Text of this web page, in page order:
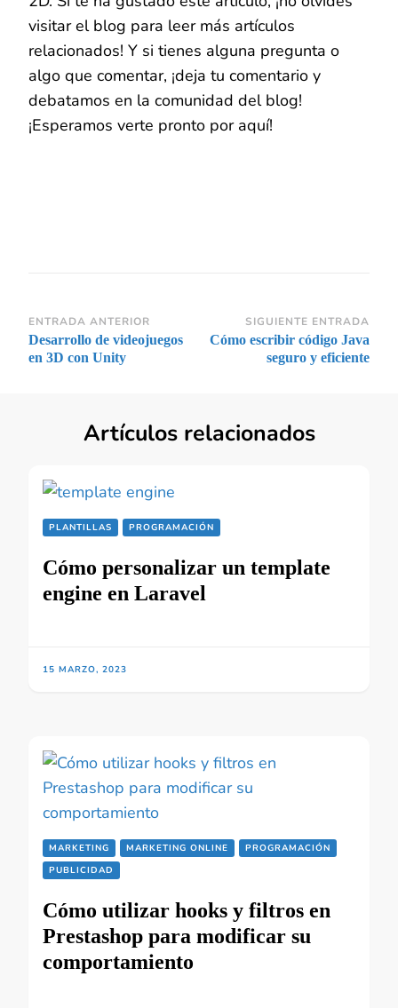
visitar el blog para leer más artículos
relacionados! Y si tienes alguna pregunta o
algo que comentar, ¡deja tu comentario y
debatamos en la comunidad del blog!
¡Esperamos verte pronto por aquí!
Navegación
de
ENTRADA ANTERIOR
Desarrollo de videojuegos
en 3D con Unity
SIGUIENTE ENTRADA
Cómo escribir código Java
seguro y eficiente
Artículos relacionados
PLANTILLAS PROGRAMACIÓN
Cómo personalizar un template
engine en Laravel
15 MARZO, 2023
MARKETING MARKETING ONLINE
PROGRAMACIÓN
PUBLICIDAD
Cómo utilizar hooks y filtros en
Prestashop para modificar su
comportamiento